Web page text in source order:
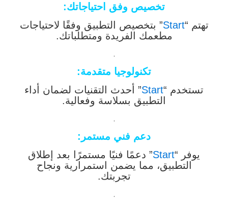
تخصيص وفق احتياجاتك:
تهتم “Start” بتخصيص التطبيق وفقًا لاحتياجات
مطعمك الفريدة ومتطلباتك.
.
تكنولوجيا متقدمة:
تستخدم “Start” أحدث التقنيات لضمان أداء
التطبيق بسلاسة وفعالية.
.
دعم فني مستمر :
يوفر “Start” دعمًا فنيًا مستمرًا بعد إطلاق
التطبيق، مما يضمن استمرارية ونجاح
تجربتك.
.